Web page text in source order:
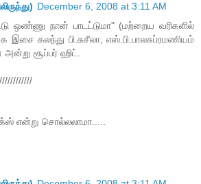
December 6, 2008 at 3:11 AM
ஒண்ணு நான் பாடட்டுமா" (மற்றைய வரிகளில்
இசை கலந்து பி.சுசீலா, எஸ்.பி.பாலசுப்ரமணியம்
அன்று சூப்பர் ஹிட்.
என்று சொல்லலாமா.....